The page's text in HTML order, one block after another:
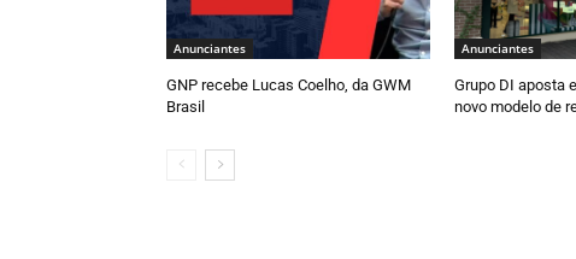
Anunciantes
GNP recebe Lucas Coelho, da GWM
Brasil
Anunciantes
Grupo DI aposta
novo modelo de